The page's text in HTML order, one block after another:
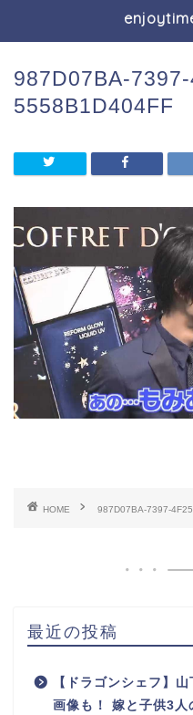
987D07BA-
5558B1D404FF
HOME 987D07BA-7397-
最近の投稿
【ドラゴンシェフ】
画像も！ 嫁と子供3人